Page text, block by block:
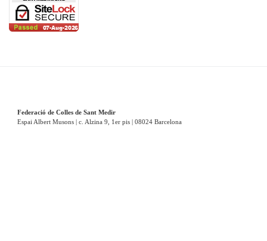
Federació de Colles de Sant Medir
Espai Albert Musons | c. Alzina 9, 1er pis | 08024 Barcelona